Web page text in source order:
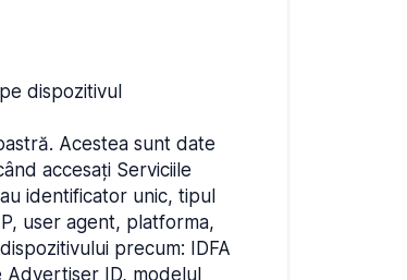
dispozitivul
Acestea sunt date
accesați Serviciile
identificator unic, tipul
user agent, platforma,
precum: IDFA
ID, modelul